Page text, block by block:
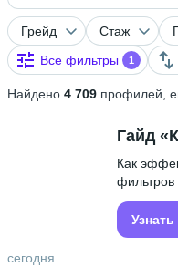
Грейд Стаж
Все фильтры
1
Найдено 4 709 профилей,
Гайд
Как
фильтров
сегодня